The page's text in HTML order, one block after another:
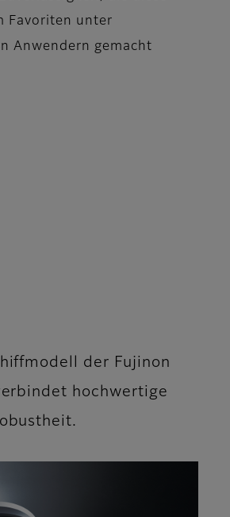
Favoriten unter
Anwendern gemacht
der Fujinon
hochwertige